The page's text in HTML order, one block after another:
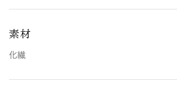
素材
化繊